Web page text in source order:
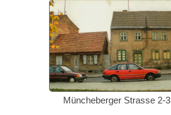
Müncheberger Strasse 2-3